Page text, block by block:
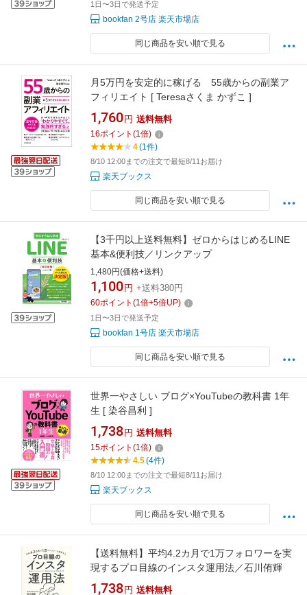
1日〜3日で発送予定
bookfan 2号店 楽天市場店
同じ商品を安い順で見る
月5万円を安定的に稼げる 55歳からの副業ア
フィリエイト [ Teresaさくま かずこ ]
1,760 円 送料無料
16ポイント (1倍)
4(1件)
8/10 12:00までの注文で最短8/11お届け
楽天ブックス
同じ商品を安い順で見る
【3千円以上送料無料】ゼロからはじめるLINE
基本&便利技／リンクアップ
1,480円(価格+送料)
1,100 円 +送料380円
60ポイント (1倍+5倍UP)
1日〜3日で発送予定
bookfan 1号店 楽天市場店
同じ商品を安い順で見る
世界一やさしい ブログ×YouTubeの教科書 1年
生 [ 染谷昌利 ]
1,738 円 送料無料
15ポイント (1倍)
4.5(4件)
8/10 12:00までの注文で最短8/11お届け
楽天ブックス
同じ商品を安い順で見る
【送料無料】平均4.2カ月で1万フォロワーを実
現するプロ目線のインスタ運用法／石川侑輝
1,738 円 送料無料